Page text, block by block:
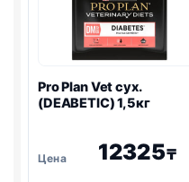
Pro PlanVet сух.
(DEABETIC) 1,5кг
12325₸